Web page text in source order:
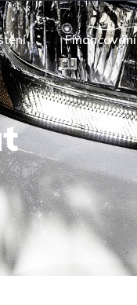
Financování